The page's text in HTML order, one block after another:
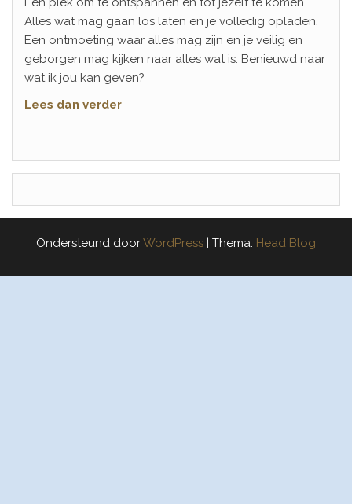
Alles wat mag gaan los laten en je volledig opladen.
Een ontmoeting waar alles mag zijn en je veilig en
geborgen mag kijken naar alles wat is. Benieuwd naar
wat ik jou kan geven?
Lees dan verder
Ondersteund doorWordPress | Thema: Head Blog